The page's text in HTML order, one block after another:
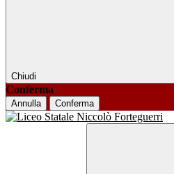
Chiudi
Conferma
Annulla Conferma